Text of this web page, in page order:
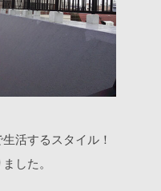
活するスタイル！
した。